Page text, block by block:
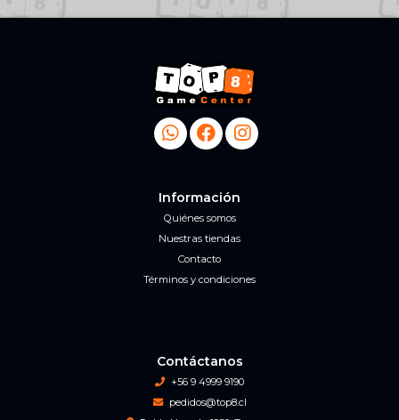
Información
Quiénes somos
Nuestras tiendas
Contacto
Términos y condiciones
Contáctanos
+56 9 4999 9190
pedidos@top8.cl